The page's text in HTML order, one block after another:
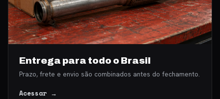
Entrega para todo o Brasil
Prazo, frete e envio são combinados antes do fechamento.
Acessar →